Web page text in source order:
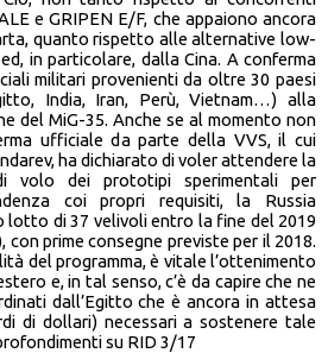
e GRIPEN E/F, che appaiono ancora
quanto rispetto alle alternative low-
in particolare, dalla Cina. A conferma
militari provenienti da oltre 30 paesi
India, Iran, Perù, Vietnam…) alla
del MiG-35. Anche se al momento non
ufficiale da parte della VVS, il cui
ha dichiarato di voler attendere la
volo dei prototipi sperimentali per
coi propri requisiti, la Russia
lotto di 37 velivoli entro la fine del 2019
con prime consegne previste per il 2018.
del programma, è vitale l’ottenimento
e, in tal senso, c’è da capire che ne
dall’Egitto che è ancora in attesa
di dollari) necessari a sostenere tale
su RID 3/17